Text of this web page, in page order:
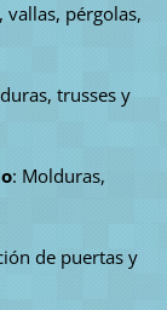
vallas, pérgolas,
trusses y
: Molduras,
de puertas y